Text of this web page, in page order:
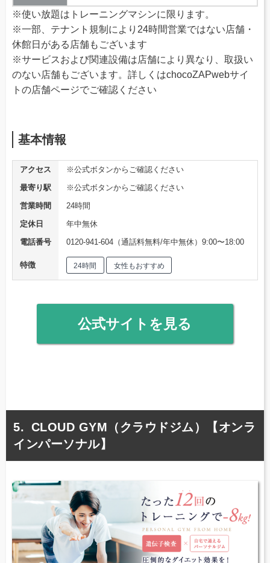
※使い放題はトレーニングマシンに限ります。
※一部、テナント規制により24時間営業ではない店舗・
休館日がある店舗もございます
※サービスおよび関連設備は店舗により異なり、取扱い
のない店舗もございます。詳しくはchocoZAPwebサイ
トの店舗ページでご確認ください
基本情報
アクセス
※公式ボタンからご確認ください
最寄り駅
※公式ボタンからご確認ください
営業時間
24時間
定休日
年中無休
電話番号
0120-941-604（通話料無料/年中無休）9:00〜18:00
特徴 24時間 女性もおすすめ
公式サイトを見る
CLOUD GYM（クラウドジム）【オンラ
インパーソナル】